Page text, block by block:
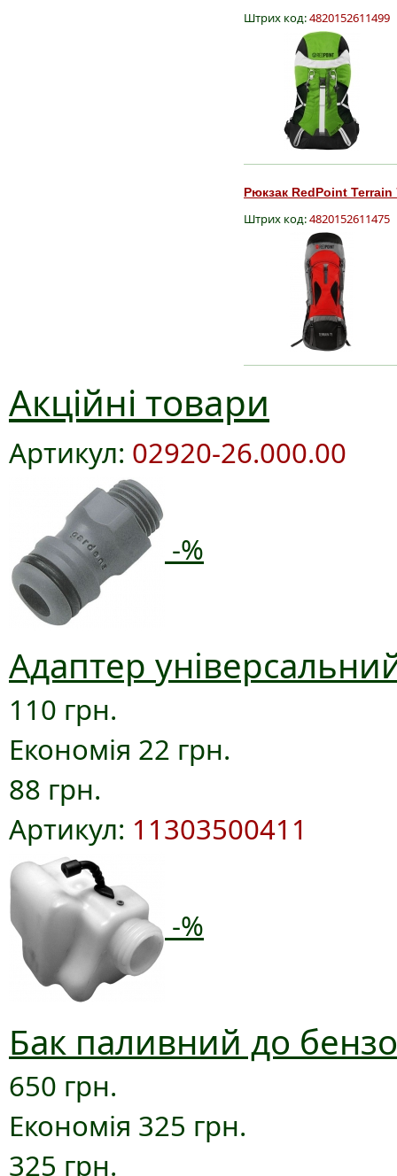
Штрих код:4820152611499
Рюкзак RedPoint Terrain
Штрих код:4820152611475
Акційні товари
Артикул: 02920-26.000.00
-%
Адаптер
110 грн.
Економія 22 грн.
88 грн.
Артикул: 11303500411
-%
Бак паливний до
650 грн.
Економія 325 грн.
325 грн.